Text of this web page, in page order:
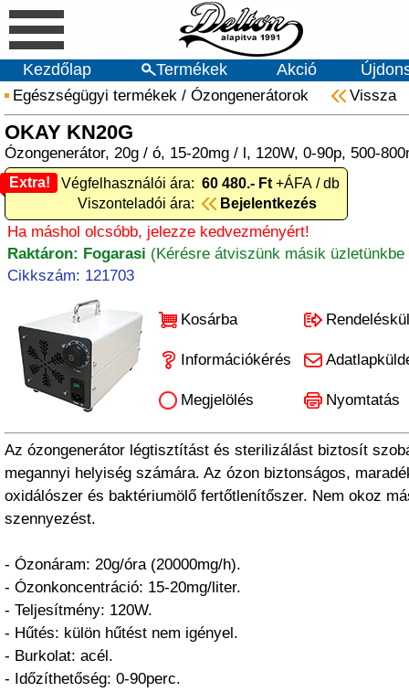
Kezdőlap Termékek Akció
Egészségügyi termékek / Ózongenerátorok Vissza
OKAY KN20G
Ózongenerátor, 20g / ó, 15-20mg / l, 120W, 0-90p, 500-
Extra!
Extra! Végfelhasználói ára: 60 480.- Ft +ÁFA / db
Viszonteladói ára:
Bejelentkezés
Ha máshol olcsóbb, jelezze kedvezményért!
Raktáron: Fogarasi (Kérésre átviszünk másik üzletünkbe
Cikkszám: 121703
Kosárba
Információkérés
Megjelölés Nyomtatás
Az ózongenerátor légtisztítást és sterilizálást biztosít
megannyi helyiség számára. Az ózon biztonságos,
oxidálószer és baktériumölő fertőtlenítőszer. Nem okoz
szennyezést.
- Ózonáram: 20g/óra (20000mg/h).
- Ózonkoncentráció: 15-20mg/liter.
- Teljesítmény: 120W.
- Hűtés: külön hűtést nem igényel.
- Burkolat: acél.
- Időzíthetőség: 0-90perc.